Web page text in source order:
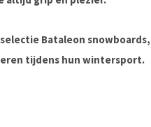
Bataleon
tijdens hun wintersport.